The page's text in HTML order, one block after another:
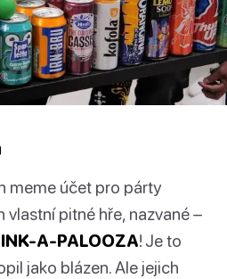
meme účet pro párty
vlastní pitné hře, nazvané –
A-PALOOZA! Je to
jako blázen. Ale jejich